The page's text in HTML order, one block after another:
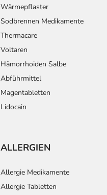
Wärmepflaster
Sodbrennen Medikamente
Thermacare
Voltaren
Hämorrhoiden Salbe
Abführmittel
Magentabletten
Lidocain
ALLERGIEN
Allergie Medikamente
Allergie Tabletten